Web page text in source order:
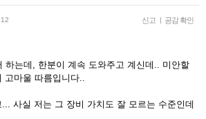
신고 | 공감 확인
하는데, 한분이 계속 도와주고 계신데.. 미안할
고마울 따름입니다..
사실 저는 그 장비 가치도 잘 모르는 수준인데